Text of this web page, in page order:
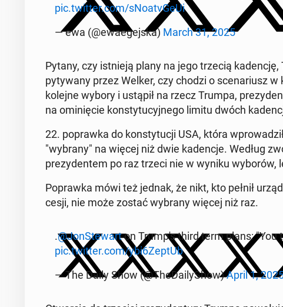
pic.twitter.com/sNo­atvGeUi
— ewa (@ewa­egej­ska) March 31, 2025
Pytany, czy ist­nie­ją plany na jego trzecią
py­ty­wa­ny przez Welker, czy chodzi o sce­na­riusz
kolejne wybory i ustąpił na rzecz Trumpa,
na omi­nię­cie kon­sty­tu­cyj­ne­go limitu dwóch
22. po­praw­ka do kon­sty­tu­cji USA, która
"wybrany" na więcej niż dwie ka­den­cje. Według
pre­zy­den­tem po raz trzeci nie w wyniku wyborów,
Po­praw­ka mówi też jednak, że nikt, kto pełnił
ce­sji, nie może zostać wybrany więcej niż raz.
.@Jon­Ste­warton Trump's third term plans:
pic.twitter.com/ybi6ZeptUb
— The Daily Show (@The­Da­ily­Show)April 1,